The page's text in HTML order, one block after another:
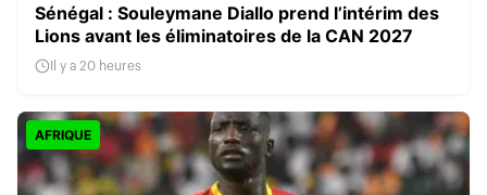
Sénégal : Souleymane Diallo prend l’intérim des
Lions avant les éliminatoires de la CAN 2027
Il y a 20 heures
AFRIQUE